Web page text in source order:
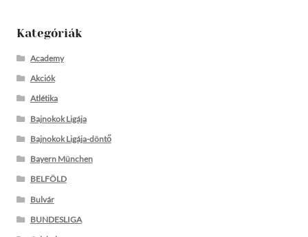
Kategóriák
Academy
Akciók
Atlétika
Bajnokok Ligája
Bajnokok Ligája-döntő
Bayern München
BELFÖLD
Bulvár
BUNDESLIGA